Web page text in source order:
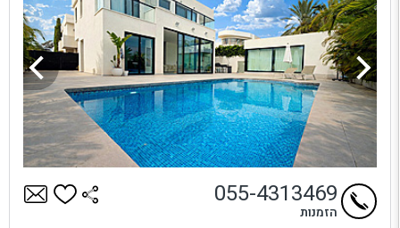
055-4313469
הזמנות